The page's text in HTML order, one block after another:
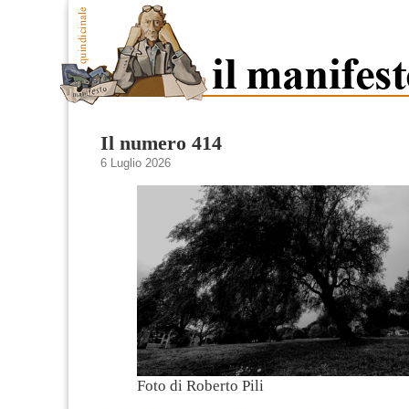
Il numero 414
6 Luglio 2026
Foto di Roberto Pili